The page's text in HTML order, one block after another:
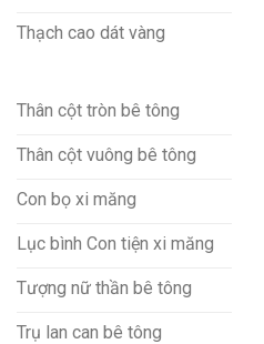
Thạch cao dát vàng
Thân cột tròn bê tông
Thân cột vuông bê tông
Con bọ xi măng
Lục bình Con tiện xi măng
Tượng nữ thần bê tông
Trụ lan can bê tông